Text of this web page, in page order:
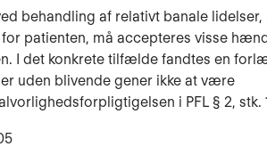
behandling af relativt banale lidelser,
patienten, må accepteres visse
I det konkrete tilfælde fandtes en
uden blivende gener ikke at være
i PFL § 2, stk.